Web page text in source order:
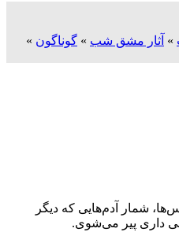
» آثار مشق شب » گوناگون »
شمار آدم‌هایی که دیگر
داری پیر می‌شوی.